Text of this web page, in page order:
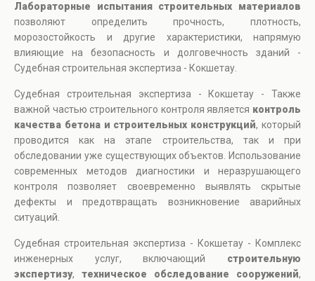
Лабораторные испытания строительных материалов
позволяют определить прочность, плотность,
морозостойкость и другие характеристики, напрямую
влияющие на безопасность и долговечность зданий -
Судебная строительная экспертиза - Кокшетау.
Судебная строительная экспертиза - Кокшетау - Также
важной частью строительного контроля является контроль
качества бетона и строительных конструкций, который
проводится как на этапе строительства, так и при
обследовании уже существующих объектов. Использование
современных методов диагностики и неразрушающего
контроля позволяет своевременно выявлять скрытые
дефекты и предотвращать возникновение аварийных
ситуаций.
Судебная строительная экспертиза - Кокшетау - Комплекс
инженерных услуг, включающий строительную
экспертизу, техническое обследование сооружений,